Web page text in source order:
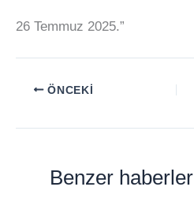
26 Temmuz 2025.”
ÖNCEKI
Benzer haberler